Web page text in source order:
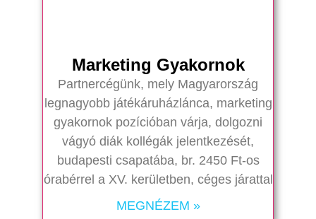
Marketing Gyakornok
Partnercégünk, mely Magyarország
legnagyobb játékáruházlánca, marketing
gyakornok pozícióban várja, dolgozni
vágyó diák kollégák jelentkezését,
budapesti csapatába, br. 2450 Ft-os
órabérrel a XV. kerületben, céges járattal
MEGNÉZEM »